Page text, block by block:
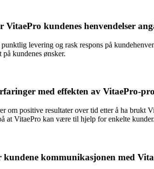
kundenes henvendelser
levering og rask respons på
kundenes ønsker.
med effekten av VitaePro-
om positive resultater over tid etter å ha brukt
at VitaePro kan være til hjelp for enkelte kunder.
kommunikasjonen med